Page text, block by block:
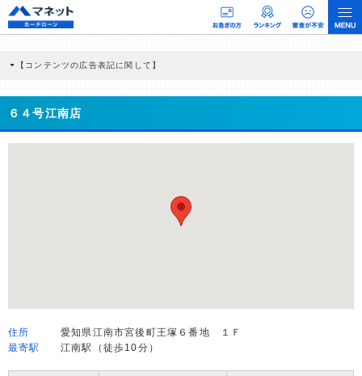
【コンテンツの広告表記に関して】
商品を根拠なくPRするものではなく、当編集部の調査／ユーザーへの口コミ収集な
どに基づき、公平性を担保した情報提供を行っています。
>提携企業一覧
６４号江南店
住所
愛知県江南市宮後町王塚６番地 １Ｆ
最寄駅
江南駅（徒歩10分）